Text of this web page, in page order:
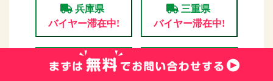
兵庫県
バイヤー滞在中!
三重県
バイヤー滞在中!
奈良県
バイヤー滞在中!
和歌山県
バイヤー滞在中!